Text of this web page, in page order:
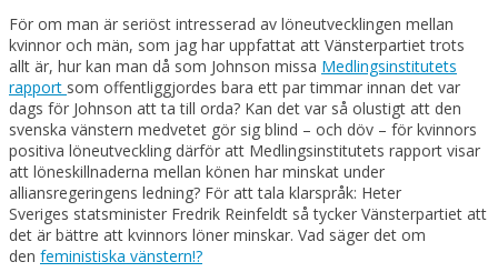
För om man är seriöst intresserad av löneutvecklingen mellan
kvinnor och män, som jag har uppfattat att Vänsterpartiet trots
allt är, hur kan man då som Johnson missa Medlingsinstitutets
rapport som offentliggjordes bara ett par timmar innan det var
dags för Johnson att ta till orda? Kan det var så olustigt att den
svenska vänstern medvetet gör sig blind – och döv – för kvinnors
positiva löneutveckling därför att Medlingsinstitutets rapport visar
att löneskillnaderna mellan könen har minskat under
alliansregeringens ledning? För att tala klarspråk: Heter
Sveriges statsminister Fredrik Reinfeldt så tycker Vänsterpartiet att
det är bättre att kvinnors löner minskar. Vad säger det om
den feministiska vänstern!?